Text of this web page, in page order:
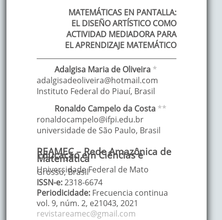
MATEMÁTICAS EN PANTALLA:
EL DISEÑO ARTÍSTICO COMO
ACTIVIDAD MEDIADORA PARA
EL APRENDIZAJE MATEMÁTICO
Adalgisa Maria de Oliveira *
adalgisadeoliveira@hotmail.com
Instituto Federal do Piauí, Brasil
Ronaldo Campelo da Costa **
ronaldocampelo@ifpi.edu.br
universidade de São Paulo, Brasil
REAMEC – Rede Amazônica de
Educação em Ciências e
Matemática
Universidade Federal de Mato
Grosso, Brasil
ISSN-e:2318-6674
Periodicidade: Frecuencia continua
vol. 9, núm. 2, e21043, 2021
revistareamec@gmail.com